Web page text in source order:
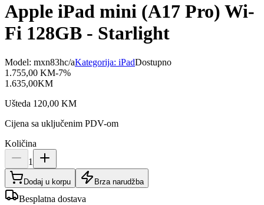
Apple iPad mini (A17 Pro) Wi-
Fi 128GB - Starlight
Model: mxn83hc/aKategorija: iPadDostupno
1.755,00 KM-7%
1.635,00KM
Ušteda 120,00 KM
Cijena sa uključenim PDV-om
Količina
1
Dodaj u korpu Brza narudžba
Besplatna dostava